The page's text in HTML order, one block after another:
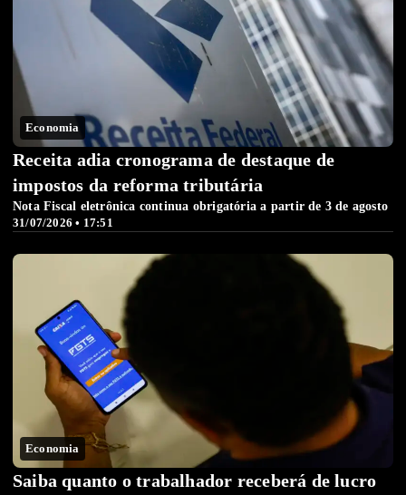
Economia
31/07/2026 • 17:51
Receita adia cronograma de destaque de
impostos da reforma tributária
Nota Fiscal eletrônica continua obrigatória a partir de 3 de agosto
Economia
Saiba quanto o trabalhador receberá de lucro